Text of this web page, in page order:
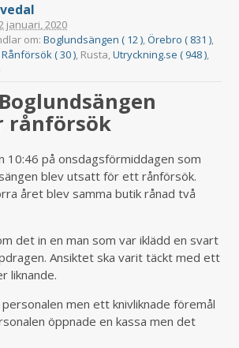
januari, 2020
om:Boglundsängen ( 12 ),Örebro ( 831 ),
Rånförsök ( 30 ), Rusta,Utryckning.se ( 948 ),
rånförsök
10:46 på onsdagsförmiddagen som
blev utsatt för ett rånförsök.
året blev samma butik rånad två
det in en man som var iklädd en svart
Ansiktet ska varit täckt med ett
liknande.
men ett knivliknade föremål
öppnade en kassa men det